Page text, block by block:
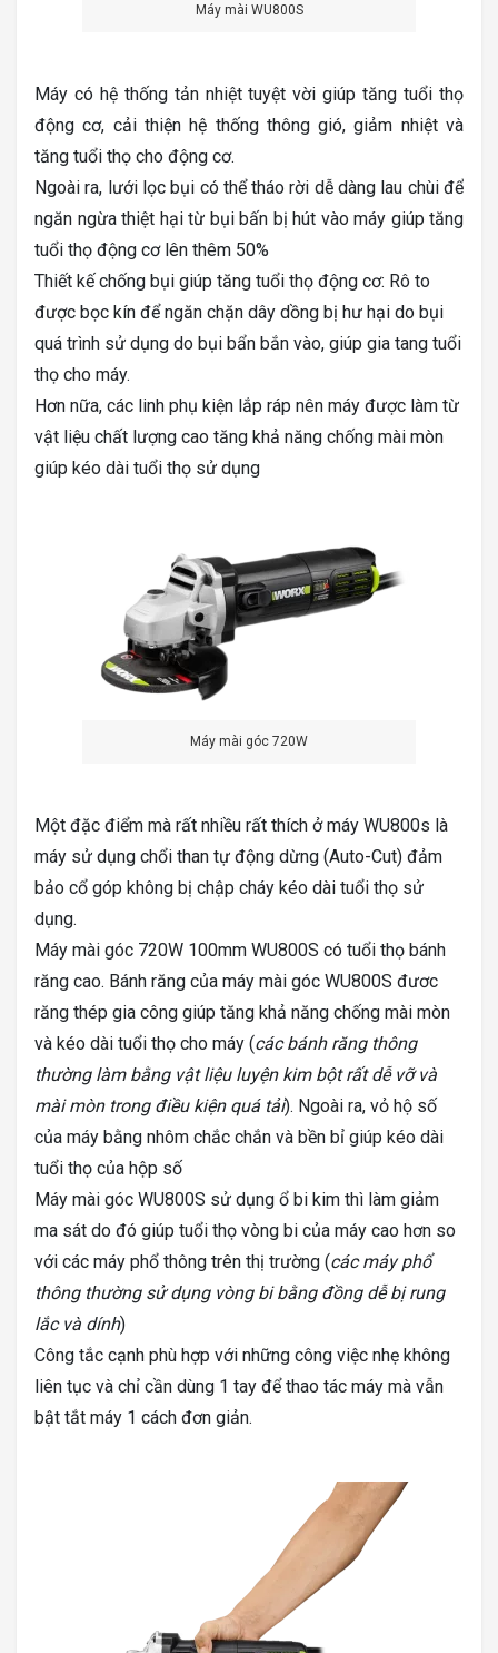
Máy mài WU800S
Máy có hệ thống tản nhiệt tuyệt vời giúp tăng tuổi thọ
động cơ, cải thiện hệ thống thông gió, giảm nhiệt và
tăng tuổi thọ cho động cơ.
Ngoài ra, lưới lọc bụi có thể tháo rời dễ dàng lau chùi để
ngăn ngừa thiệt hại từ bụi bấn bị hút vào máy giúp tăng
tuổi thọ động cơ lên thêm 50%
Thiết kế chống bụi giúp tăng tuổi thọ động cơ: Rô to
được bọc kín để ngăn chặn dây dồng bị hư hại do bụi
quá trình sử dụng do bụi bẩn bắn vào, giúp gia tang tuổi
thọ cho máy.
Hơn nữa, các linh phụ kiện lắp ráp nên máy được làm từ
vật liệu chất lượng cao tăng khả năng chống mài mòn
giúp kéo dài tuổi thọ sử dụng
Máy mài góc 720W
Một đặc điểm mà rất nhiều rất thích ở máy WU800s là
máy sử dụng chổi than tự động dừng (Auto-Cut) đảm
bảo cổ góp không bị chập cháy kéo dài tuổi thọ sử
dụng.
Máy mài góc 720W 100mm WU800S có tuổi thọ bánh
răng cao. Bánh răng của máy mài góc WU800S đươc
răng thép gia công giúp tăng khả năng chống mài mòn
và kéo dài tuổi thọ cho máy (các bánh răng thông
thường làm bằng vật liệu luyện kim bột rất dễ vỡ và
mài mòn trong điều kiện quá tải). Ngoài ra, vỏ hộ số
của máy bằng nhôm chắc chắn và bền bỉ giúp kéo dài
tuổi thọ của hộp số
Máy mài góc WU800S sử dụng ổ bi kim thì làm giảm
ma sát do đó giúp tuổi thọ vòng bi của máy cao hơn so
với các máy phổ thông trên thị trường (các máy phổ
thông thường sử dụng vòng bi bằng đồng dễ bị rung
lắc và dính)
Công tắc cạnh phù hợp với những công việc nhẹ không
liên tục và chỉ cần dùng 1 tay để thao tác máy mà vẫn
bật tắt máy 1 cách đơn giản.